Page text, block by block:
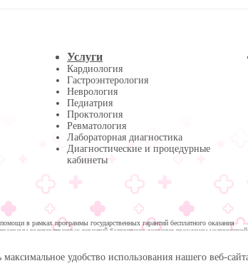
удобство использования нашего веб-
Услуги
Кардиология
Гастроэнтерология
Неврология
Педиатрия
Проктология
Ревматология
Лабораторная диагностика
Диагностические и процедурные
кабинеты
в рамках программы государственных гарантий бесплатного оказания
государственных гарантий бесплатного оказания гражданам медицинской